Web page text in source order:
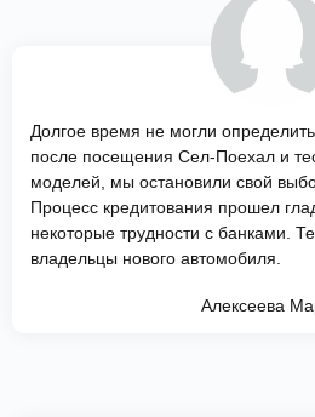
Долгое время не могли
после посещения Сел-Поехал и
моделей, мы остановили свой
Процесс кредитования прошел
некоторые трудности с банками.
владельцы нового автомобиля.
Алексеева